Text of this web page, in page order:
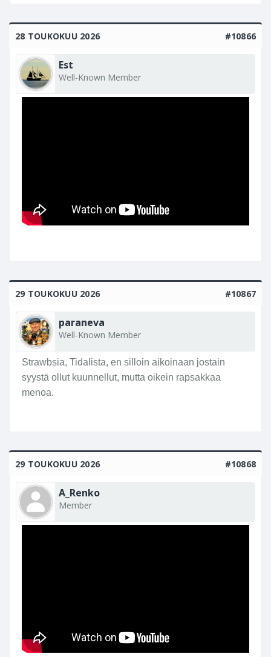
28 TOUKOKUU 2026 #10866
Est
Well-Known Member
29 TOUKOKUU 2026 #10867
paraneva
Well-Known Member
Strawbsia, Tidalista, en silloin aikoinaan jostain
syystä ollut kuunnellut, mutta oikein rapsakkaa
menoa.
29 TOUKOKUU 2026 #10868
A_Renko
Member